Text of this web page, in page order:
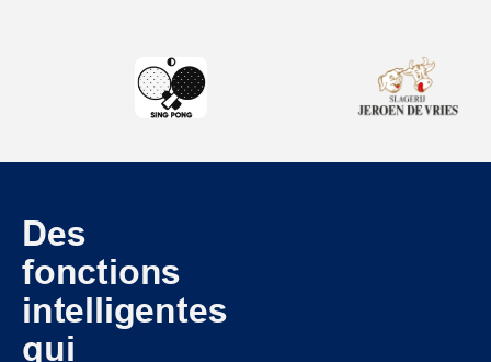
Des
fonctions
intelligentes
qui